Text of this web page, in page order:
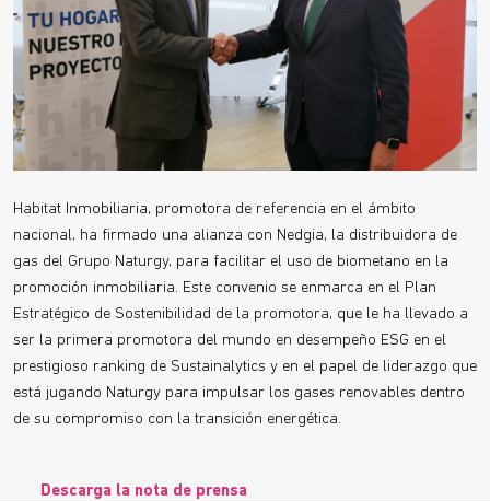
Habitat Inmobiliaria, promotora de referencia en el ámbito
nacional, ha firmado una alianza con Nedgia, la distribuidora de
gas del Grupo Naturgy, para facilitar el uso de biometano en la
promoción inmobiliaria. Este convenio se enmarca en el Plan
Estratégico de Sostenibilidad de la promotora, que le ha llevado a
ser la primera promotora del mundo en desempeño ESG en el
prestigioso ranking de Sustainalytics y en el papel de liderazgo que
está jugando Naturgy para impulsar los gases renovables dentro
de su compromiso con la transición energética.
Descarga la nota de prensa